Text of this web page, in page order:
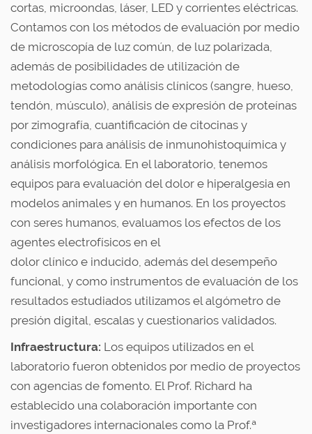
cortas, microondas, láser, LED y corrientes eléctricas.
Contamos con los métodos de evaluación por medio
de microscopía de luz común, de luz polarizada,
además de posibilidades de utilización de
metodologías como análisis clínicos (sangre, hueso,
tendón, músculo), análisis de expresión de proteínas
por zimografía, cuantificación de citocinas y
condiciones para análisis de inmunohistoquímica y
análisis morfológica. En el laboratorio, tenemos
equipos para evaluación del dolor e hiperalgesia en
modelos animales y en humanos. En los proyectos
con seres humanos, evaluamos los efectos de los
agentes electrofísicos en el
dolor clínico e inducido, además del desempeño
funcional, y como instrumentos de evaluación de los
resultados estudiados utilizamos el algómetro de
presión digital, escalas y cuestionarios validados.
Infraestructura: Los equipos utilizados en el
laboratorio fueron obtenidos por medio de proyectos
con agencias de fomento. El Prof. Richard ha
establecido una colaboración importante con
investigadores internacionales como la Prof.ª